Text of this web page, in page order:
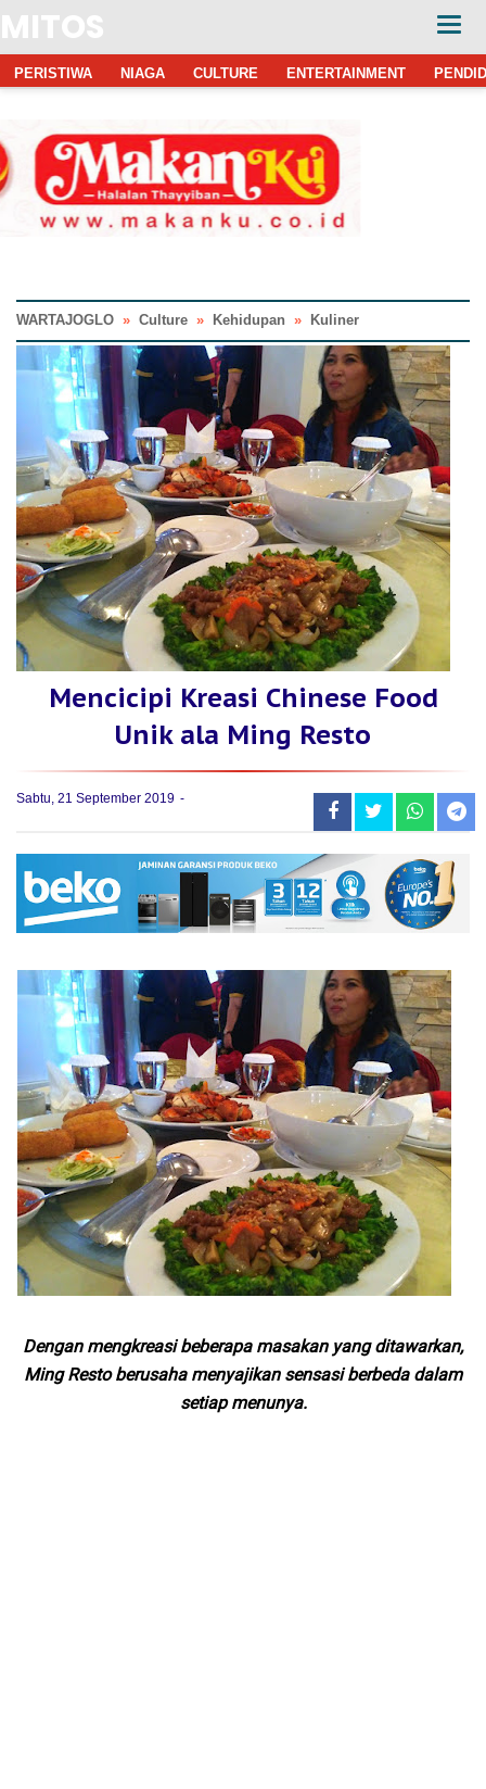
MITOS
PERISTIWA NIAGA CULTURE ENTERTAINMENT
WARTAJOGLO » Culture » Kehidupan » Kuliner
Mencicipi Kreasi Chinese Food
Unik ala Ming Resto
Sabtu, 21 September 2019
Dengan mengkreasi beberapa masakan yang ditawarkan,
Ming Resto berusaha menyajikan sensasi berbeda dalam
setiap menunya.